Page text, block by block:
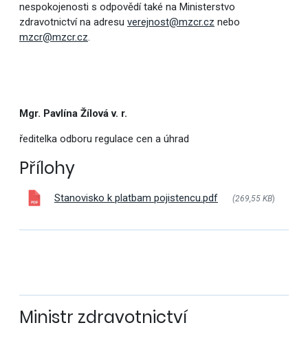
nespokojenosti s odpovědí také na Ministerstvo
zdravotnictví na adresu verejnost@mzcr.cz nebo
mzcr@mzcr.cz.
Mgr. Pavlína Žílová v. r.
ředitelka odboru regulace cen a úhrad
Přílohy
Stanovisko k platbam pojistencu.pdf (269,55 KB)
Ministr zdravotnictví